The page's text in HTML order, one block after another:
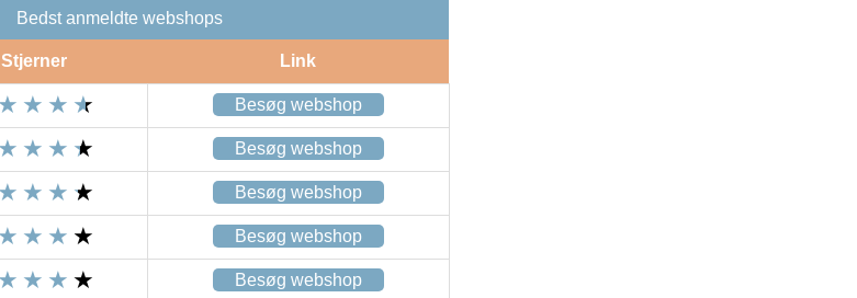
Bedst anmeldte webshops
Stjerner Link
Besøg webshop
Besøg webshop
Besøg webshop
Besøg webshop
Besøg webshop